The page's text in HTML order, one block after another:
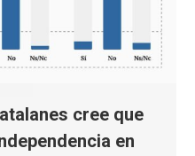
cree que
en